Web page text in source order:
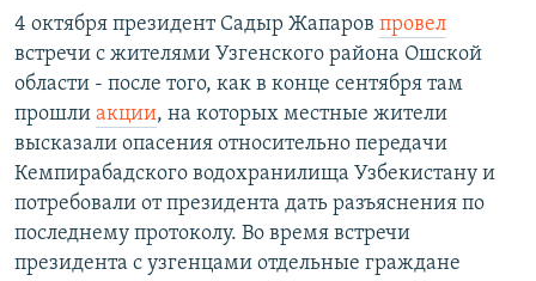
4 октября президент Садыр Жапаров провел
встречи с жителями Узгенского района Ошской
области - после того, как в конце сентября там
прошли акции, на которых местные жители
высказали опасения относительно передачи
Кемпирабадского водохранилища Узбекистану и
потребовали от президента дать разъяснения по
последнему протоколу. Во время встречи
президента с узгенцами отдельные граждане